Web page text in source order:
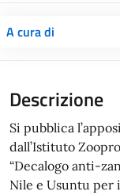
A cura di
Si pubblica
dall’Istituto
“Decalogo anti-
Nile e Usuntu